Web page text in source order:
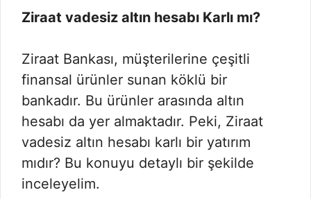
Ziraat vadesiz altın hesabı Karlı mı?
Ziraat Bankası, müşterilerine çeşitli
finansal ürünler sunan köklü bir
bankadır. Bu ürünler arasında altın
hesabı da yer almaktadır. Peki, Ziraat
vadesiz altın hesabı karlı bir yatırım
mıdır? Bu konuyu detaylı bir şekilde
inceleyelim.